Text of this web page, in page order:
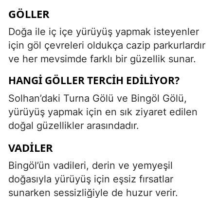
GÖLLER
Doğa ile iç içe yürüyüş yapmak isteyenler
için göl çevreleri oldukça cazip parkurlardır
ve her mevsimde farklı bir güzellik sunar.
HANGI GÖLLER TERCIH EDILIYOR?
Solhan’daki Turna Gölü ve Bingöl Gölü,
yürüyüş yapmak için en sık ziyaret edilen
doğal güzellikler arasındadır.
VADILER
Bingöl’ün vadileri, derin ve yemyeşil
doğasıyla yürüyüş için eşsiz fırsatlar
sunarken sessizliğiyle de huzur verir.